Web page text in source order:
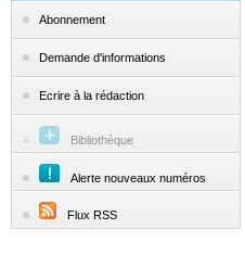
Abonnement
Demande d'informations
Ecrire à la rédaction
Bibliothèque
Alerte nouveaux numéros
Flux RSS